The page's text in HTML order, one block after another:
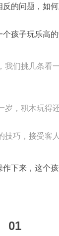
的问题，如
孩子玩乐高的
我们挑几条
，积木玩得还
巧，接受客人
下来，这个
01